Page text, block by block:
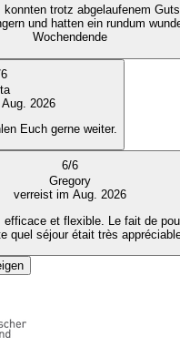
konnten trotz abgelaufenem
und hatten ein rundum
Wochendende
6
2026
Euch gerne weiter.
6/6
Gregory
verreist im Aug. 2026
efficace et flexible. Le fait de
quel séjour était très